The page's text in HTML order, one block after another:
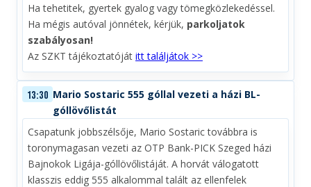
Ha tehetitek, gyertek gyalog vagy tömegközlekedéssel.
Ha mégis autóval jönnétek, kérjük, parkoljatok
szabályosan!
Az SZKT tájékoztatóját itt találjátok >>
13:30 Mario Sostaric 555 góllal vezeti a házi BL-
góllövőlistát
Csapatunk jobbszélsője, Mario Sostaric továbbra is
toronymagasan vezeti az OTP Bank-PICK Szeged házi
Bajnokok Ligája-góllövőlistáját. A horvát válogatott
klasszis eddig 555 alkalommal talált az ellenfelek